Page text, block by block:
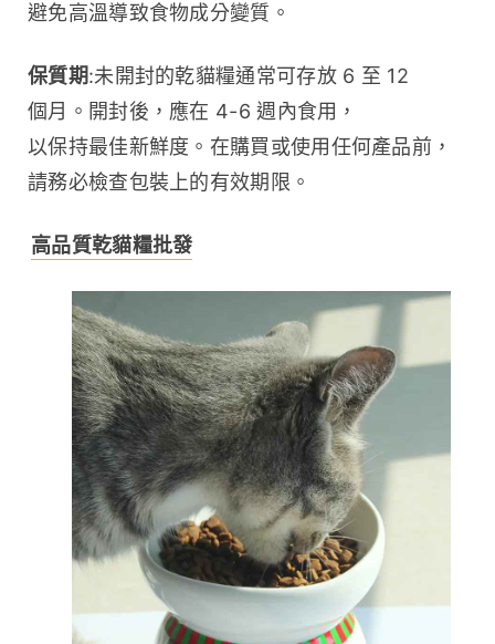
避免高溫導致食物成分變質。
保質期:未開封的乾貓糧通常可存放 6 至 12
個月。開封後，應在 4-6 週內食用，
以保持最佳新鮮度。在購買或使用任何產品前，
請務必檢查包裝上的有效期限。
高品質乾貓糧批發